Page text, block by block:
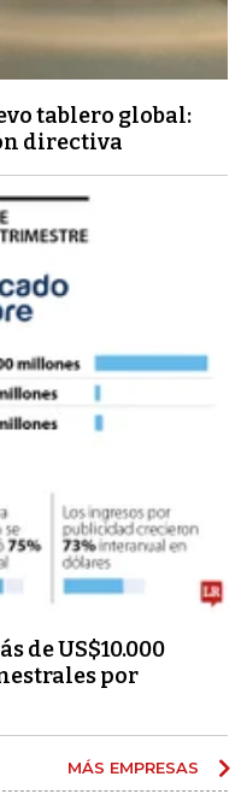
tablero global:
directiva
de US$10.000
por
MÁS EMPRESAS